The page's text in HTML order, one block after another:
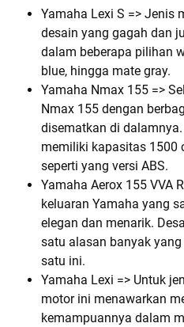
Yamaha Lexi S => Jenis
desain yang gagah dan
dalam beberapa pilihan
blue, hingga mate gray.
Yamaha Nmax 155 =>
Nmax 155 dengan
disematkan di
memiliki kapasitas 1500
seperti yang versi ABS.
Yamaha Aerox 155 VVA
keluaran Yamaha yang
elegan dan menarik.
satu alasan banyak
satu ini.
Yamaha Lexi => Untuk
motor ini menawarkan
kemampuannya dalam